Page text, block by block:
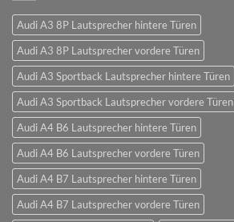
Audi A3 8P Lautsprecher hintere Türen
Audi A3 8P Lautsprecher vordere Türen
Audi A3 Sportback Lautsprecher hintere Türen
Audi A3 Sportback Lautsprecher vordere Türen
Audi A4 B6 Lautsprecher hintere Türen
Audi A4 B6 Lautsprecher vordere Türen
Audi A4 B7 Lautsprecher hintere Türen
Audi A4 B7 Lautsprecher vordere Türen